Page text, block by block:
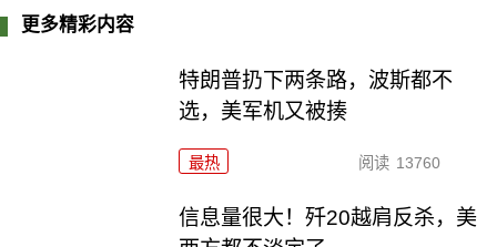
更多精彩内容
特朗普扔下两条路，波斯都不
选，美军机又被揍
最热 阅读 13760
信息量很大！歼20越肩反杀，美